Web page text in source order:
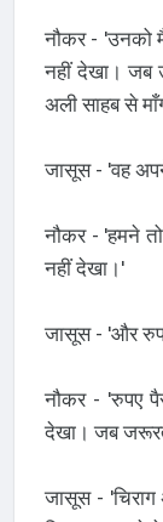
नौकर - 'उनको
नहीं देखा। जब
अली साहब से
जासूस - 'वह
नौकर - 'हमने
नहीं देखा।'
जासूस - 'और
नौकर - 'रुपए
देखा। जब
जासूस -